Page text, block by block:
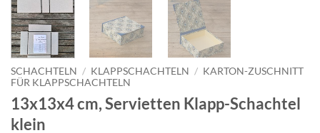
SCHACHTELN / KLAPPSCHACHTELN / KARTON-ZUSCHNITT
FÜR KLAPPSCHACHTELN
13x13x4 cm, Servietten Klapp-Schachtel
klein